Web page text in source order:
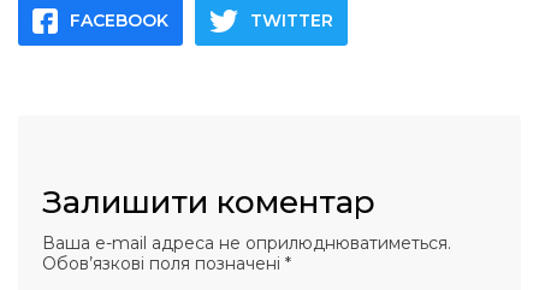
FACEBOOK TWITTER
Залишити коментар
Ваша e-mail адреса не оприлюднюватиметься.
Обов’язкові поля позначені *